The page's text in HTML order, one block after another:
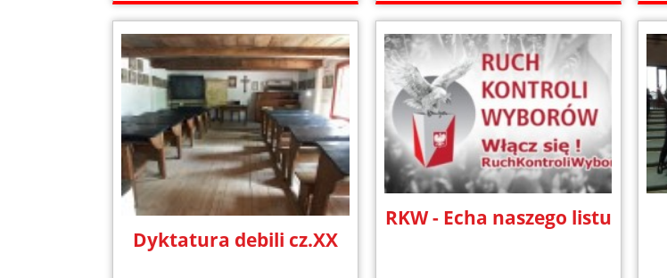
Dyktatura debili cz.XX
RKW - Echa naszego listu